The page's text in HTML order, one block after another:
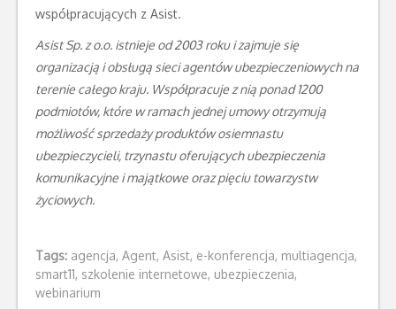
współpracujących z Asist.
Asist Sp. z o.o. istnieje od2003 roku i zajmuje się
organizacją i obsługą sieci agentów ubezpieczeniowych na
terenie całego kraju. Współpracuje z nią ponad 1200
podmiotów, które w ramach jednej umowy otrzymują
możliwość sprzedaży produktów osiemnastu
ubezpieczycieli, trzynastu oferujących ubezpieczenia
komunikacyjne i majątkowe oraz pięciu towarzystw
życiowych.
Tags: agencja, Agent, Asist, e-konferencja, multiagencja,
smart11, szkolenie internetowe, ubezpieczenia,
webinarium